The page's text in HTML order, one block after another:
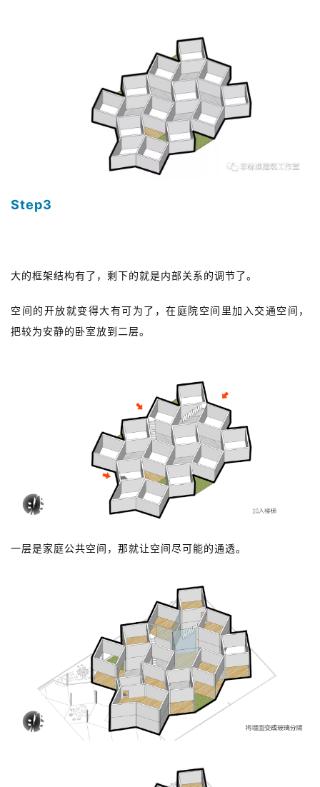
Step3
大的框架结构有了，剩下的就是内部关系的调节了。
空间的开放就变得大有可为了，在庭院空间里加入交通空间，
把较为安静的卧室放到二层。
一层是家庭公共空间，那就让空间尽可能的通透。